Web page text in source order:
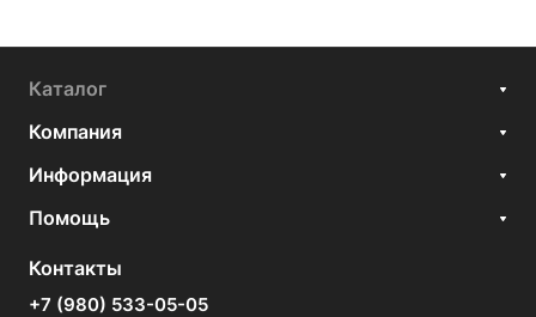
Каталог
Компания
Информация
Помощь
Контакты
+7 (980) 533-05-05